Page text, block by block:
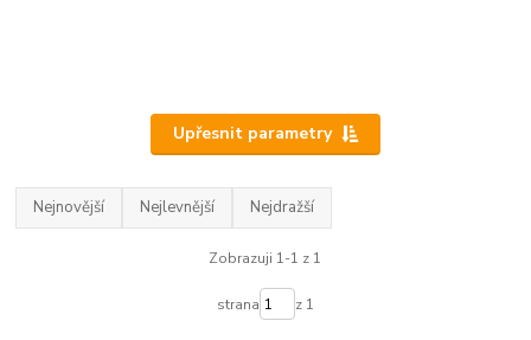
Upřesnit parametry
Nejnovější Nejlevnější Nejdražší
Zobrazuji 1-1 z 1
strana z 1